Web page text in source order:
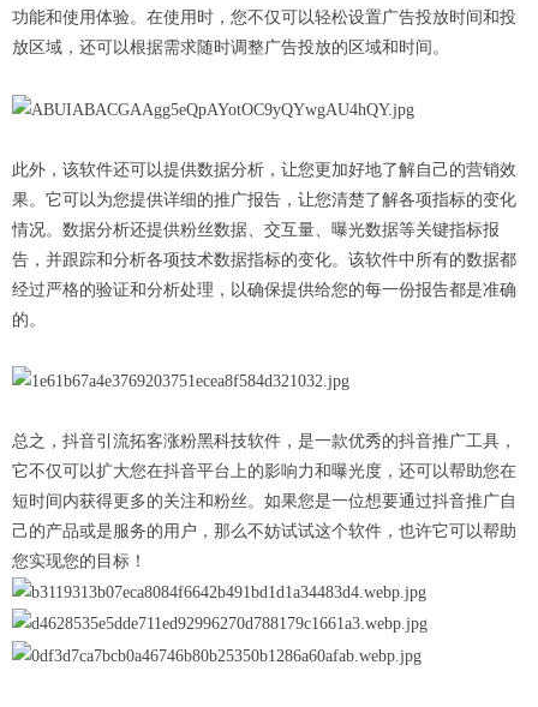
功能和使用体验。在使用时，您不仅可以轻松设置广告投放时间和投
放区域，还可以根据需求随时调整广告投放的区域和时间。
此外，该软件还可以提供数据分析，让您更加好地了解自己的营销效
果。它可以为您提供详细的推广报告，让您清楚了解各项指标的变化
情况。数据分析还提供粉丝数据、交互量、曝光数据等关键指标报
告，并跟踪和分析各项技术数据指标的变化。该软件中所有的数据都
经过严格的验证和分析处理，以确保提供给您的每一份报告都是准确
的。
总之，抖音引流拓客涨粉黑科技软件，是一款优秀的抖音推广工具，
它不仅可以扩大您在抖音平台上的影响力和曝光度，还可以帮助您在
短时间内获得更多的关注和粉丝。如果您是一位想要通过抖音推广自
己的产品或是服务的用户，那么不妨试试这个软件，也许它可以帮助
您实现您的目标！